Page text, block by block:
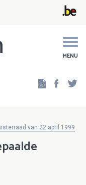
MENU
van 22 april 1999